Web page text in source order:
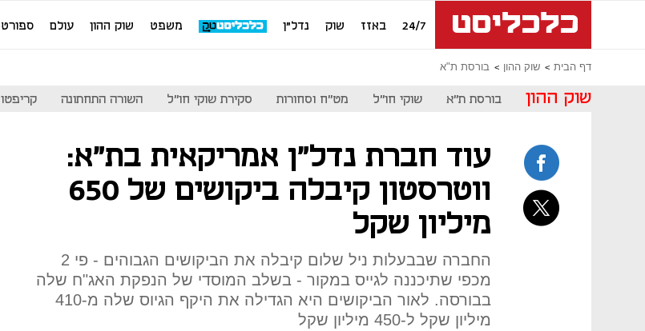
24/7 באזז שוק נדל"ן משפט שוק ההון עולם ספורט
דף הבית שוק ההון בורסת ת"א
שוק ההון בורסת ת"א שוקי חו"ל מט"ח וסחורות סקירת שוקי חו"ל השורה התחתונה קריפטו
עוד חברת נדל"ן אמריקאית בת"א:
ווטרסטון קיבלה ביקושים של 650
מיליון שקל
החברה שבבעלות ניל שלום קיבלה את הביקושים הגבוהים - פי 2
מכפי שתיכננה לגייס במקור - בשלב המוסדי של הנפקת האג"ח שלה
בבורסה. לאור הביקושים היא הגדילה את היקף הגיוס שלה מ-410
מיליון שקל ל-450 מיליון שקל